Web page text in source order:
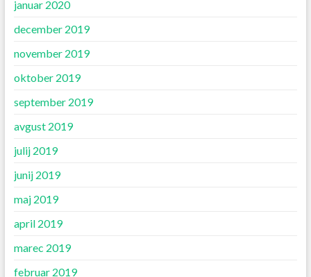
januar 2020
december 2019
november 2019
oktober 2019
september 2019
avgust 2019
julij 2019
junij 2019
maj 2019
april 2019
marec 2019
februar 2019